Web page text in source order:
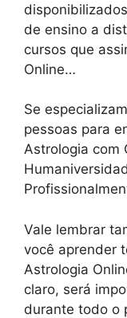
de ensino a
cursos que
Online…
Se
pessoas para
Astrologia com
Vale lembrar
você aprender
Astrologia
claro, será
durante todo o